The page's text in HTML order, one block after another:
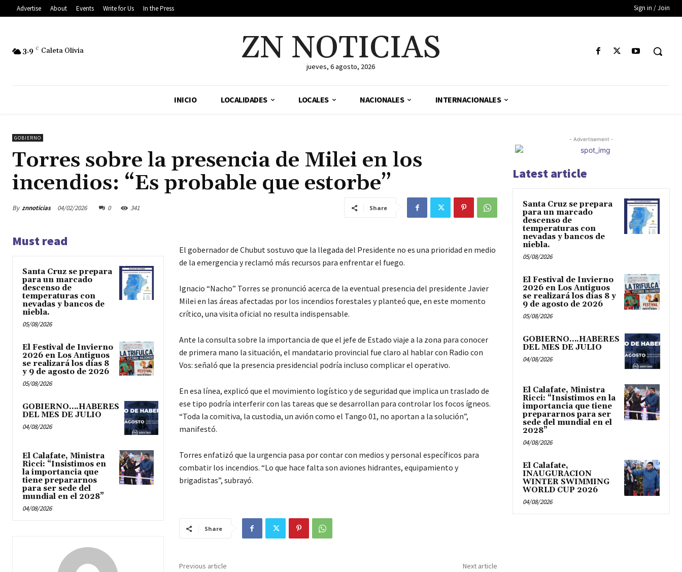
Advertise About Events Write for Us In the Press Sign in / Join
3.9 C Caleta Olivia ZN NOTICIAS
jueves, 6 agosto, 2026
INICIO LOCALIDADES LOCALES NACIONALES INTERNACIONALES
GOBIERNO
Torres sobre la presencia de Milei en los
incendios: “Es probable que estorbe”
By znnoticias 04/02/2026 0 341 Share
Must read
Santa Cruz se prepara
para un marcado
descenso de
temperaturas con
nevadas y bancos de
niebla.
05/08/2026
El Festival de Invierno
2026 en Los Antiguos
se realizará los días 8
y 9 de agosto de 2026
05/08/2026
GOBIERNO….HABERES
DEL MES DE JULIO
04/08/2026
El Calafate, Ministra
Ricci: “Insistimos en
la importancia que
tiene prepararnos
para ser sede del
mundial en el 2028”
04/08/2026
El gobernador de Chubut sostuvo que la llegada del Presidente no es una prioridad en medio
de la emergencia y reclamó más recursos para enfrentar el fuego.
Ignacio “Nacho” Torres se pronunció acerca de la eventual presencia del presidente Javier
Milei en las áreas afectadas por los incendios forestales y planteó que, en este momento
crítico, una visita oficial no resulta indispensable.
Ante la consulta sobre la importancia de que el jefe de Estado viaje a la zona para conocer
de primera mano la situación, el mandatario provincial fue claro al hablar con Radio con
Vos: señaló que la presencia presidencial podría incluso complicar el operativo.
En esa línea, explicó que el movimiento logístico y de seguridad que implica un traslado de
ese tipo podría interferir con las tareas que se desarrollan para controlar los focos ígneos.
“Toda la comitiva, la custodia, un avión como el Tango 01, no aportan a la solución”,
manifestó.
Torres enfatizó que la urgencia pasa por contar con medios y personal específicos para
combatir los incendios. “Lo que hace falta son aviones hidrantes, equipamiento y
brigadistas”, subrayó.
Share
Previous article Next article
- Advertisement -
Latest article
Santa Cruz se prepara
para un marcado
descenso de
temperaturas con
nevadas y bancos de
niebla.
05/08/2026
El Festival de Invierno
2026 en Los Antiguos
se realizará los días 8 y
9 de agosto de 2026
05/08/2026
GOBIERNO….HABERES
DEL MES DE JULIO
04/08/2026
El Calafate, Ministra
Ricci: “Insistimos en la
importancia que tiene
prepararnos para ser
sede del mundial en el
2028”
04/08/2026
El Calafate,
INAUGURACION
WINTER SWIMMING
WORLD CUP 2026
04/08/2026